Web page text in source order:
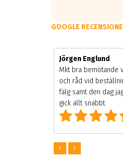
GOOGLE
Jörgen Englund
Mkt bra bemötande
och råd vid
fälg samt den dag
gick allt snabbt.